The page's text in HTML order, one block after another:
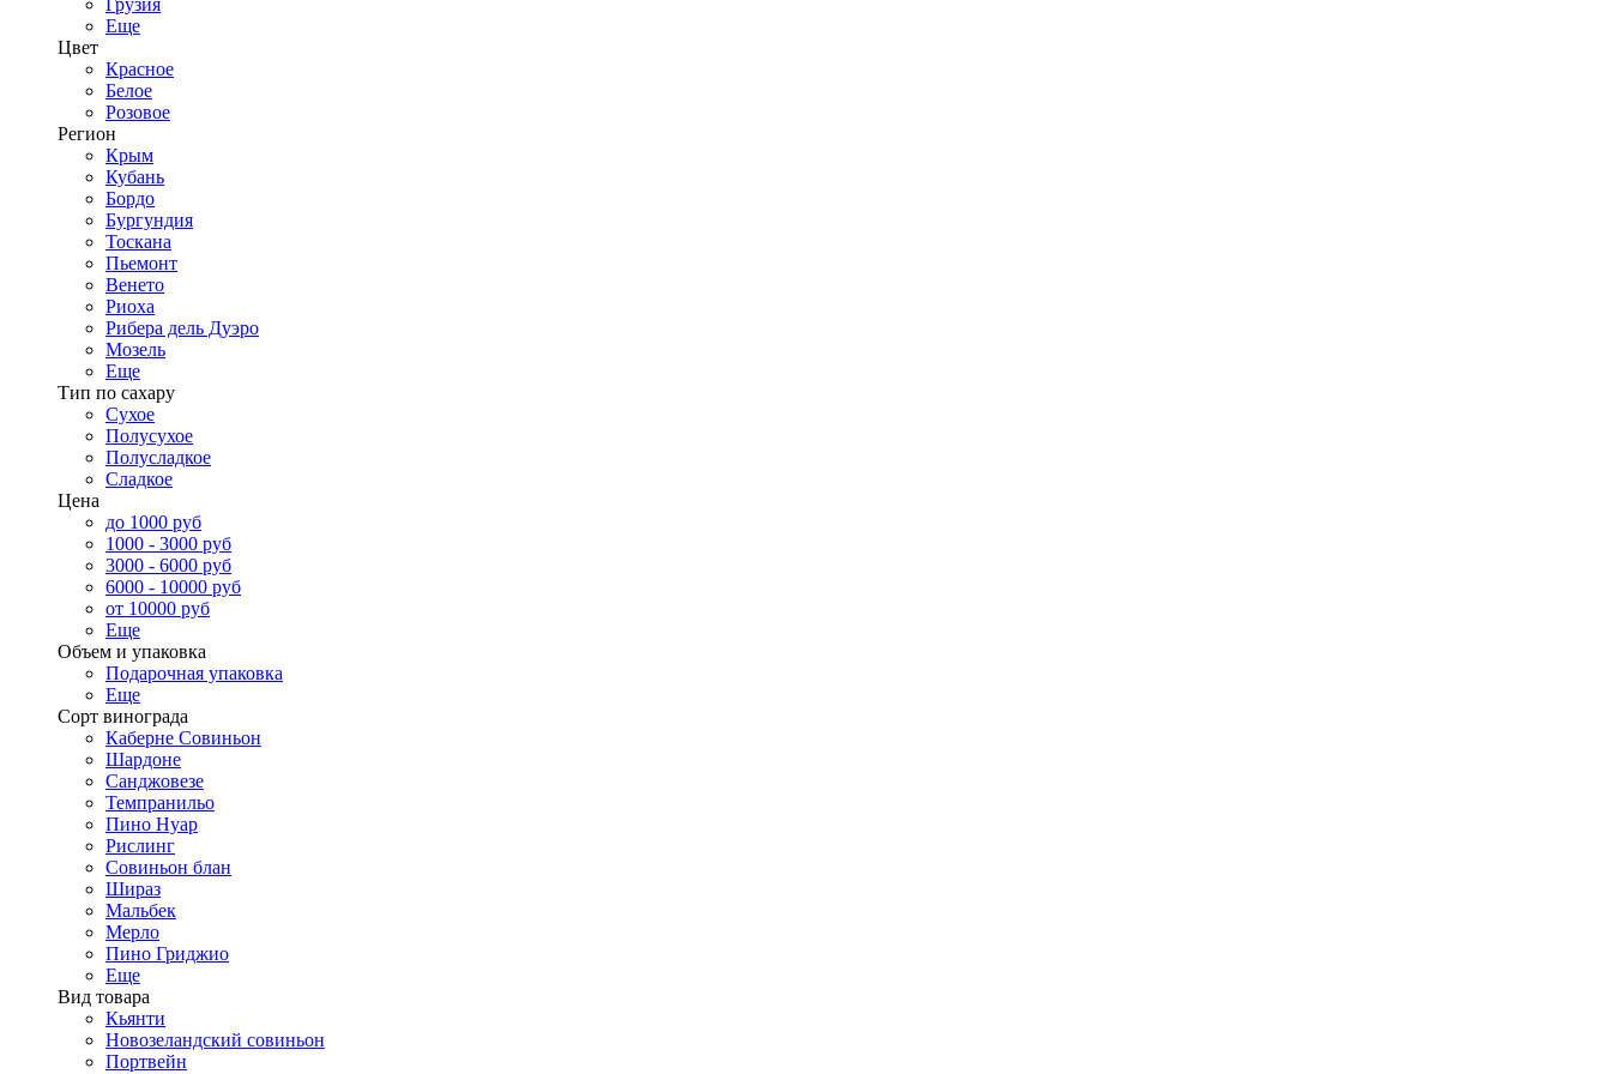
Грузия
Еще
Цвет
Красное
Белое
Розовое
Регион
Крым
Кубань
Бордо
Бургундия
Тоскана
Пьемонт
Венето
Риоха
Рибера дель Дуэро
Мозель
Еще
Тип по сахару
Сухое
Полусухое
Полусладкое
Сладкое
Цена
до 1000 руб
1000 - 3000 руб
3000 - 6000 руб
6000 - 10000 руб
от 10000 руб
Еще
Объем и упаковка
Подарочная упаковка
Еще
Сорт винограда
Каберне Совиньон
Шардоне
Санджовезе
Темпранильо
Пино Нуар
Рислинг
Совиньон блан
Шираз
Мальбек
Мерло
Пино Гриджио
Еще
Вид товара
Кьянти
Новозеландский совиньон
Портвейн